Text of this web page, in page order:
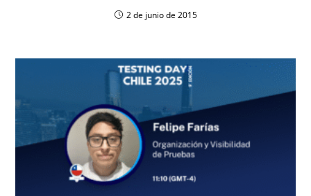
2 de junio de 2015